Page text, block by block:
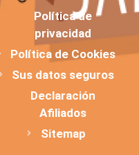
Política de
privacidad
Política de Cookies
Sus datos seguros
Declaración
Afiliados
Sitemap